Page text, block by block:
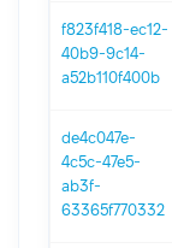
f823f418-ec12-
40b9-9c14-
a52b110f400b
de4c047e-
4c5c-47e5-
ab3f-
63365f770332